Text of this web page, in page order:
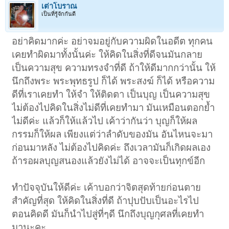
เ่ต่าโบราณ
เป็นที่รู้จักกันดี
อย่าคิดมากค่ะ อย่าจมอยู่กับความผิดในอดีต ทุกคน
เคยทำผิดมาทั้งนั้นค่ะ ให้คิดในสิ่งที่ดีจนมันกลาย
เป็นความสุข ความทรงจำที่ดี ถ้าให้ดีมากกว่านั้น ให้
นึกถึงพระ พระพุทธรูป ก็ได้ พระสงฆ์ ก็ได้ หรือความ
ดีที่เราเคยทำ ให้จำ ให้ติดตา เป็นบุญ เป็นความสุข
ไม่ต้องไปคิดในสิ่งไม่ดีที่เคยทำมา มันเหมือนตอกย้ำ
ไม่ดีค่ะ แล้วก็ให้แล้วไป เค้าว่ากันว่า บุญก็ให้ผล
กรรมก็ให้ผล เพียงแต่ว่าลำดับของมัน อันไหนจะมา
ก่อนมาหลัง ไม่ต้องไปคิดค่ะ ถึงเวลามันก็เกิดผลเอง
ถ้ารอผลบุญสนองแล้วยังไม่ได้ อาจจะเป็นทุกข์อีก
ทำปัจจุบันให้ดีค่ะ เค้าบอกว่าจิตสุดท้ายก่อนตาย
สำคัญที่สุด ให้คิดในสิ่งที่ดี ถ้าปุบปับเป็นอะไรไป
ตอนคิดดี มันก็นำไปสู่ที่ๆดี นึกถึงบุญกุศลที่เคยทำ